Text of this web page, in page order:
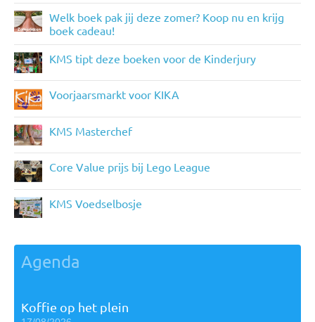
Welk boek pak jij deze zomer? Koop nu en krijg
boek cadeau!
KMS tipt deze boeken voor de Kinderjury
Voorjaarsmarkt voor KIKA
KMS Masterchef
Core Value prijs bij Lego League
KMS Voedselbosje
Agenda
Koffie op het plein